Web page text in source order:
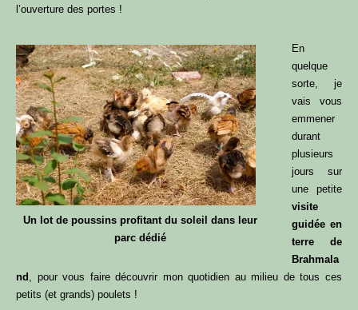
l’ouverture des portes !
Un lot de poussins profitant du soleil dans leur
parc dédié
En
quelque
sorte, je
vais vous
emmener
durant
plusieurs
jours sur
une petite
visite
guidée en
terre de
Brahmala
nd , pour vous faire découvrir mon quotidien au milieu de tous ces
petits (et grands) poulets !